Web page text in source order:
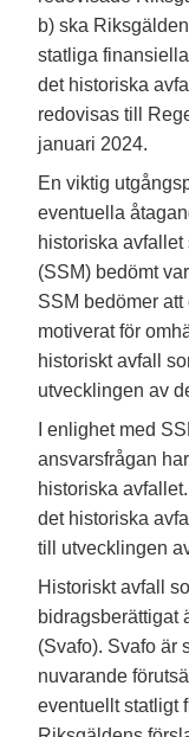
b) ska
statliga
det historiska
redovisas till
januari 2024.
En viktig
eventuella
historiska
(SSM) bedömt
SSM bedömer
motiverat för
historiskt avfall
utvecklingen av
I enlighet med
ansvarsfrågan
historiska
det historiska
till utvecklingen
Historiskt avfall
bidragsberättigat
(Svafo). Svafo är
nuvarande
eventuellt statligt